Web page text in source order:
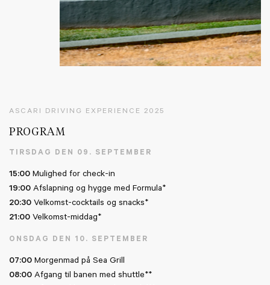
ASCARI DRIVING EXPERIENCE 2025
PROGRAM
TIRSDAG DEN 09. SEPTEMBER
15:00 Mulighed for check-in
19:00 Afslapning og hygge med Formula*
20:30 Velkomst-cocktails og snacks*
21:00 Velkomst-middag*
ONSDAG DEN 10. SEPTEMBER
07:00 Morgenmad på Sea Grill
08:00 Afgang til banen med shuttle**